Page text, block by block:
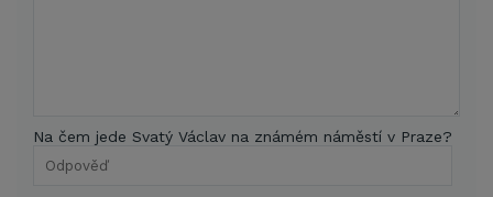
Na čem jede Svatý Václav na známém náměstí v Praze?